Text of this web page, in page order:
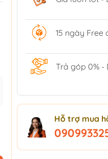
15 ngày Free
Trả góp 0% -
Hỗ trợ mua